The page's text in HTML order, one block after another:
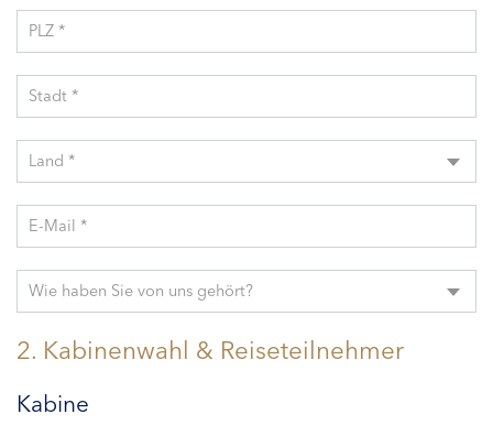
PLZ *
Stadt *
Land *
E-Mail *
Wie haben Sie von uns gehört?
2. Kabinenwahl & Reiseteilnehmer
Kabine